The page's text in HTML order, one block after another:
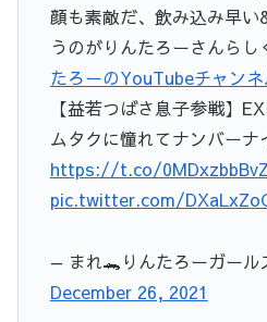
顔も素敵だ、飲み込み早い
うのがりんたろーさんらし
たろーのYouTubeチャンネ
【益若つばさ息子参戦】
ムタクに憧れてナンバーナ
https://t.co/0MDxzbbBvZ
pic.twitter.com/
— まれ🐊りんたろーガー
December 26, 2021